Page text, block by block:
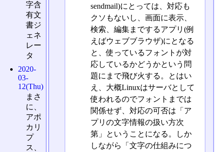
sendmail)にとっては、対応も
クソもないし、画面に表示、
検索、編集までするアプリ(例
えばウェブブラウザ)にとなる
と、使っているフォントが対
応しているかどうかという問
題にまで飛び火する。とはい
え、大概Linuxはサーバとして
使われるのでフォントまでは
関係せず、対応の可否は「ア
プリの文字情報の扱い方次
第」ということになる。しか
しながら「文字の仕組みにつ
字含
有文
書ジ
ェネ
レー
タ
2020-
03-
12(Thu)
まさ
に、
アポ
カリ
プ
ス、